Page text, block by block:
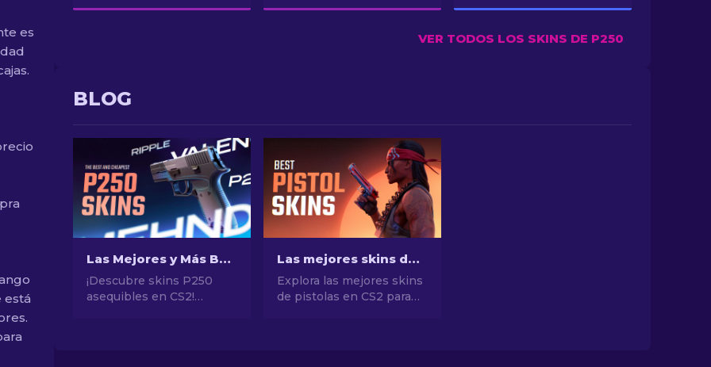
es
está
VER TODOS LOS SKINS DE P250
BLOG
Las Mejores y Más Baratas Skins P250 en CS2 [2026]
¡Descubre skins P250
asequibles en CS2!
Las mejores skins de pistolas en CS2 [2026]
Explora las mejores skins
de pistolas en CS2 para